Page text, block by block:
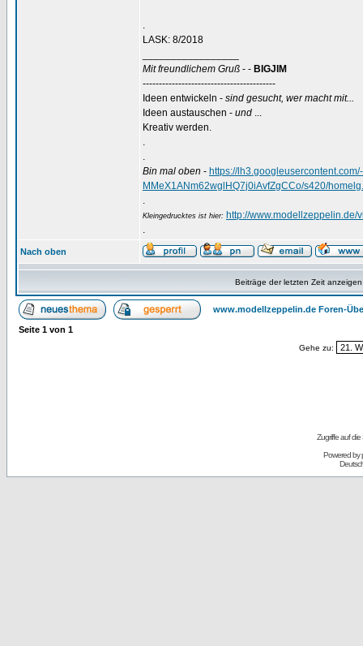
.
LASK: 8/2018
Mit freundlichem Gruß - - BIGJIM
-----------------------------------------
Ideen entwickeln - sind gesucht, wer macht mit...
Ideen austauschen - und ...
Kreativ werden.
.
.
Bin mal oben - https://
MMeX1ANm62wglHQ7j0iAvfZgCCo/s420/
.
Kleingedrucktes ist hier: http://
.
Nach oben
Beiträge der letzten Zeit
www.modellzeppelin.de Foren-
Seite 1 von 1
Gehe zu:
Zugriffe auf
Powered by